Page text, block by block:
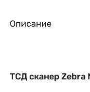
Описание
ТСД сканер Zebra